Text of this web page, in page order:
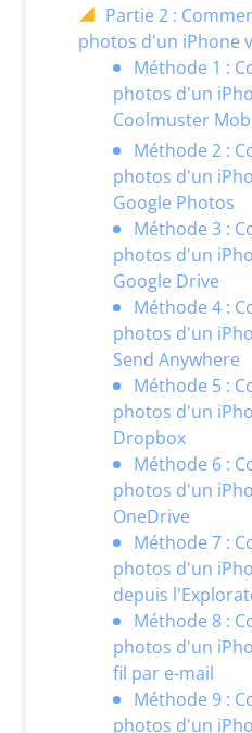
Partie 2 :
photos d'un iPhone
Méthode 1 :
photos d'un
Coolmuster
Méthode 2 :
photos d'un
Google Photos
Méthode 3 :
photos d'un
Google Drive
Méthode 4 :
photos d'un
Send Anywhere
Méthode 5 :
photos d'un
Dropbox
Méthode 6 :
photos d'un
OneDrive
Méthode 7 :
photos d'un
depuis
Méthode 8 :
photos d'un
fil par e-mail
Méthode 9 :
photos d'un